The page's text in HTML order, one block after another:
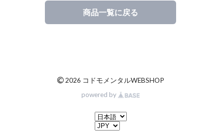
商品一覧に戻る
©2026 コドモメンタルWEBSHOP
powered by